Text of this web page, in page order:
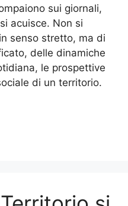
sui giornali,
acuisce. Non si
senso stretto, ma di
delle dinamiche
le prospettive
di un territorio.